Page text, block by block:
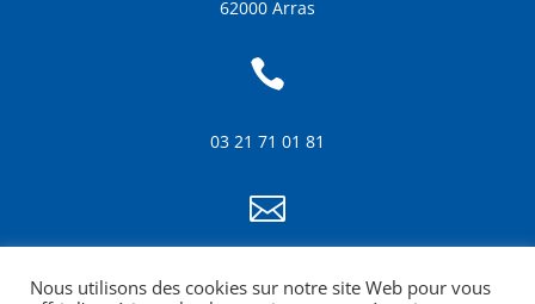
62000 Arras

03 21 71 01 81

info@amf62.fr
Nous utilisons des cookies sur notre site Web pour vous